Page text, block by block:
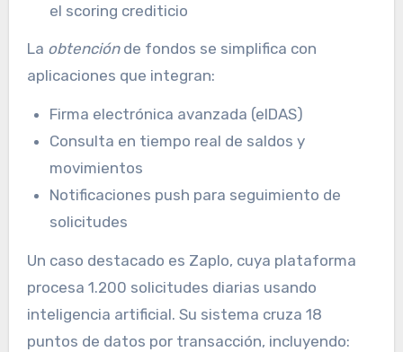
el scoring crediticio
La obtenciónde fondos se simplifica con
aplicaciones que integran:
Firma electrónica avanzada (eIDAS)
Consulta en tiempo real de saldos y
movimientos
Notificaciones push para seguimiento de
solicitudes
Un caso destacado es Zaplo, cuya plataforma
procesa 1.200 solicitudes diarias usando
inteligencia artificial. Su sistema cruza 18
puntos de datos por transacción, incluyendo: